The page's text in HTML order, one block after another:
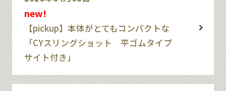
new!
【pickup】本体がとてもコンパクトな
「CYスリングショット 平ゴムタイプ
サイト付き」